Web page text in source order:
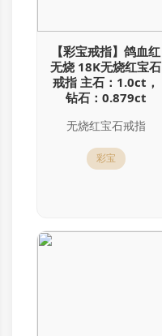
【彩宝戒指】鸽血红
无烧 18K无烧红宝石
戒指 主石：1.0ct，
钻石：0.879ct
无烧红宝石戒指
彩宝